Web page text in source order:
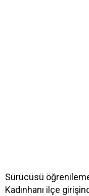
Sürücüsü
Kadınhanı ilçe